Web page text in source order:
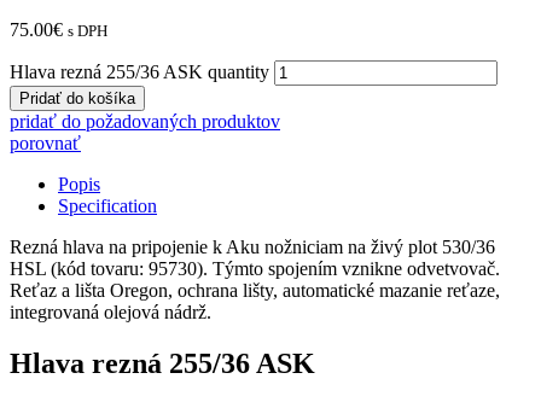
75.00€ s DPH
Hlava rezná 255/36 ASK quantity
Pridať do košíka
pridať do požadovaných produktov
porovnať
Popis
Specification
Rezná hlava na pripojenie k Aku nožniciam na živý plot 530/36
HSL (kód tovaru: 95730). Týmto spojením vznikne odvetvovač.
Reťaz a lišta Oregon, ochrana lišty, automatické mazanie reťaze,
integrovaná olejová nádrž.
Hlava rezná 255/36 ASK